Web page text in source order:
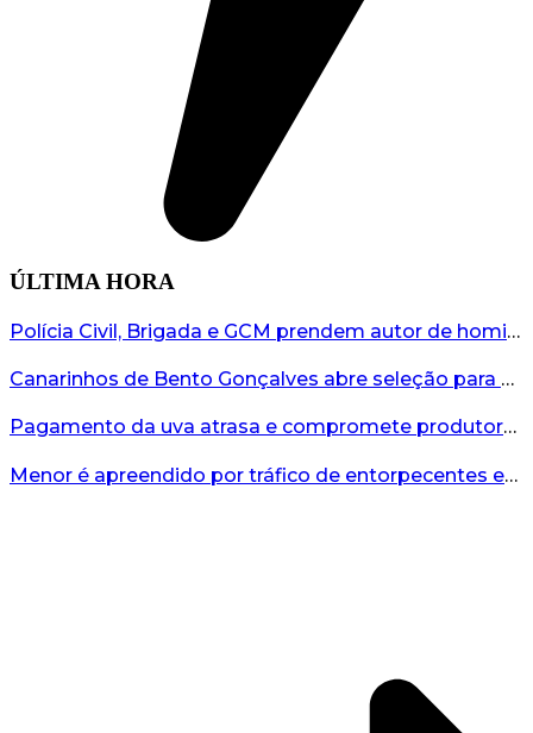
ÚLTIMA HORA
Polícia Civil, Brigada e GCM prendem autor de homicídio em Bento Gonçalves...
Canarinhos de Bento Gonçalves abre seleção para novos integrantes...
Pagamento da uva atrasa e compromete produtores...
Menor é apreendido por tráfico de entorpecentes em Veranópolis...